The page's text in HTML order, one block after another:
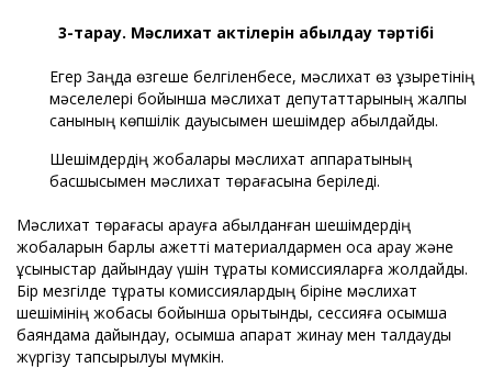
3-тарау. Мәслихат актілерін қабылдау тәртібі
Егер Заңда өзгеше белгіленбесе, мәслихат өз құзыретінің
мәселелері бойынша мәслихат депутаттарының жалпы
санының көпшілік дауысымен шешімдер қабылдайды.
Шешімдердің жобалары мәслихат аппаратының
басшысымен мәслихат төрағасына беріледі.
Мәслихат төрағасы қарауға қабылданған шешімдердің
жобаларын барлық қажетті материалдармен қоса қарау және
ұсыныстар дайындау үшін тұрақты комиссияларға жолдайды.
Бір мезгілде тұрақты комиссиялардың біріне мәслихат
шешімінің жобасы бойынша қорытынды, сессияға қосымша
баяндама дайындау, қосымша ақпарат жинау мен талдауды
жүргізу тапсырылуы мүмкін.